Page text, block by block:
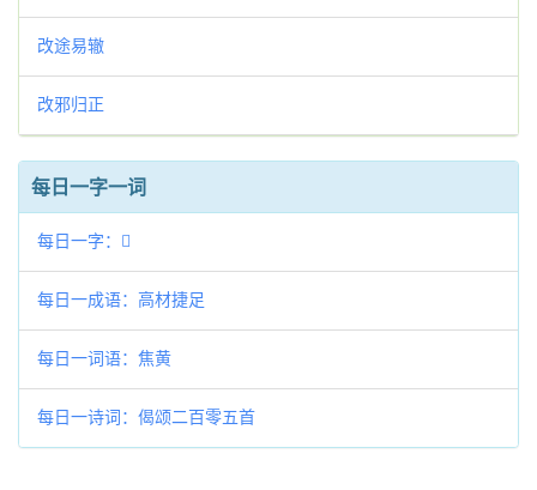
改途易辙
改邪归正
每日一字一词
每日一字：𢁖
每日一成语：高材捷足
每日一词语：焦黄
每日一诗词：偈颂二百零五首